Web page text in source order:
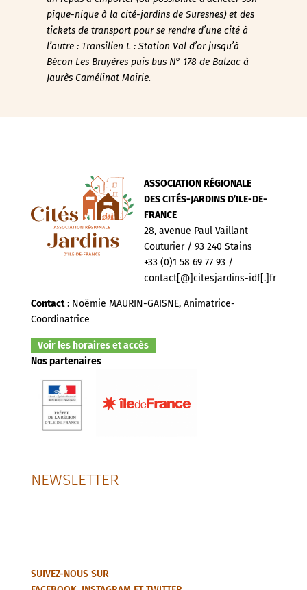
pique-nique à la cité-jardins de Suresnes) et des
tickets de transport pour se rendre d’une cité à
l’autre : Transilien L : Station Val d’or jusqu’à
Bécon Les Bruyères puis bus N° 178 de Balzac à
Jaurès Camélinat Mairie.
ASSOCIATION RÉGIONALE
DES CITÉS-JARDINS D’ILE-DE-
FRANCE
28, avenue Paul Vaillant
Couturier / 93 240 Stains
+33 (0)1 58 69 77 93 /
contact[@]citesjardins-idf[.]fr
Contact: Noëmie MAURIN-GAISNE, Animatrice-
Coordinatrice
Voir les horaires et accès
Nos partenaires
NEWSLETTER
SUIVEZ-NOUS SUR